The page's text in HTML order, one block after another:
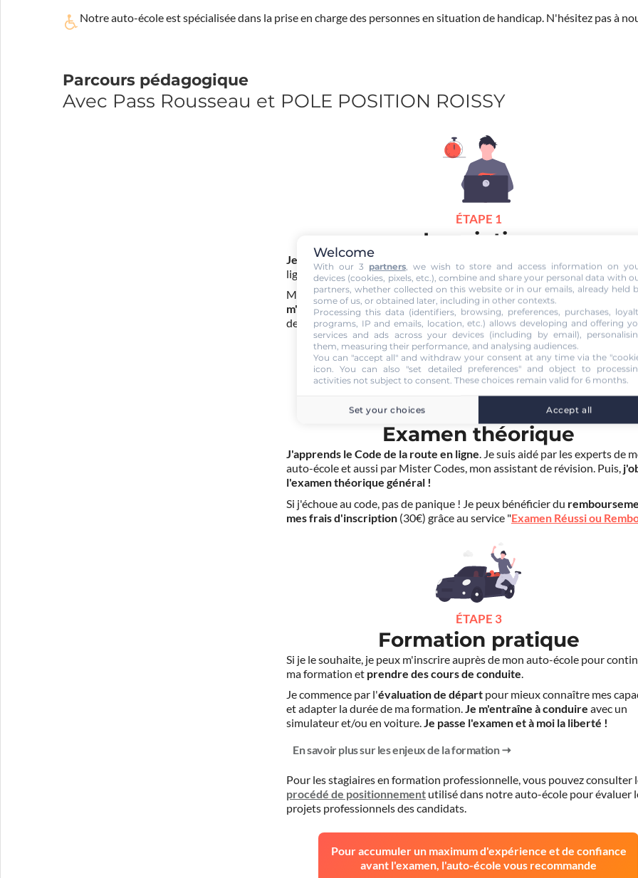
Notre auto-école est spécialisée dans la prise en charge des personnes en situation de handicap. N'hésitez pas à
Parcours pédagogique
Avec Pass Rousseau et POLE POSITION ROISSY
ÉTAPE 1
Inscription
Je m'inscris en 2 minutes
pour accéder à ma formation au Code de la
ligne grâce àPass Rousseau Voiture.
Mon inscription au code en ligne voiture auprès de mon auto-école ne
m'engage paspour la suite de ma formation. Je suis libre d'effectuer mes
de conduite dans un autre établissement.
Examen théorique
J'apprends le Code de la route en ligne. Je suis aidé par les experts de
auto-école et aussi par Mister Codes, mon assistant de révision. Puis,
l'examen théorique général !
Si j'échoue au code, pas de panique ! Je peux bénéficier du
mes frais d'inscription (30€) grâce au service "Examen Réussi ou
ÉTAPE 3
Formation pratique
Si je le souhaite, je peux m'inscrire auprès de mon auto-école pour
ma formation et prendre des cours de conduite.
Je commence par l'évaluation de départ pour mieux connaître mes
et adapter la durée de ma formation.Je m'entraîne à conduire avec un
simulateur et/ou en voiture.Je passe l'examen et à moi la liberté !
En savoir plus sur les enjeux de la formation
Pour les stagiaires en formation professionnelle, vous pouvez consulter
procédé de positionnement utilisé dans notre auto-école pour évaluer
projets professionnels des candidats.
Pour accumuler un maximum d'expérience et de confiance
avant l'examen, l'auto-école vous recommande
Welcome
With our 3 partners, we wish to store and access information on
devices (cookies, pixels, etc.), combine and share your personal data with
partners, whether collected on this website or in our emails, already held
some of us, or obtained later, including in other contexts.
Processing this data (identifiers, browsing, preferences, purchases,
programs, IP and emails, location, etc.) allows developing and offering
services and ads across your devices (including by email),
them, measuring their performance, and analysing audiences.
You can "accept all" and withdraw your consent at any time via the
icon . You can also "set detailed preferences" and object to
activities not subject to consent. These choices remain valid for 6 months.
Set your choices Accept all